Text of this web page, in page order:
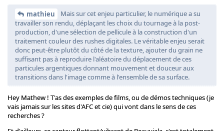
mathieu
Mais sur cet enjeu particulier, le numérique a su
travailler son rendu, déplaçant les choix du tournage à la post-
production, d'une sélection de pellicule à la construction d'un
traitement couleur des rushes digitales. Le véritable enjeu serait
donc peut-être plutôt du côté de la texture, ajouter du grain ne
suffisant pas à reproduire l'aléatoire du déplacement de ces
particules argentiques donnant mouvement et douceur aux
transitions dans l'image comme à l'ensemble de sa surface.
Hey Mathew ! T'as des exemples de films, ou de démos techniques (je
vais jamais sur les sites d'AFC et cie) qui vont dans le sens de ces
recherches ?